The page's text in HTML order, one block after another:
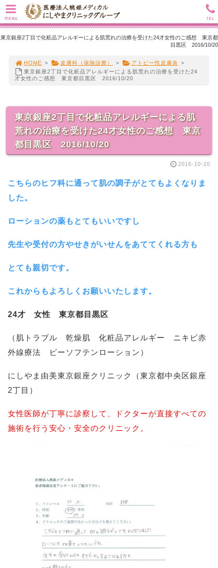
東京銀座2丁目で化粧品アレルギーによる肌荒れの治療を受けた24才女性のご感想 東京都
目黒区 2016/10/20
HOME > 皮膚科（保険診療） > アトピー性皮膚炎
>
東京銀座2丁目で化粧品アレルギーによる肌荒れの治療を受けた24
才女性のご感想 東京都目黒区 2016/10/20
東京銀座2丁目で化粧品アレルギーによる肌
荒れの治療を受けた24才女性のご感想 東京
都目黒区 2016/10/20
2016-10-20
こちらのヒフ科に通って肌の調子がとてもよくなりま
した。
ローションの薬もとてもいいですし
先生や受付の方やせきがいせんをあててくれる方も
とても親切です。
これからもよろしくお願いいたします。
24才 女性 東京都目黒区
（肌トラブル 乾燥肌 化粧品アレルギー ニキビ赤
外線療法 ビーソフテンローション）
にしやま由美東京銀座クリニック（東京都中央区銀座
2丁目）
女性医師が丁寧に診察して、ドクターが直接すべての
施術を行う安心・安全のクリニック。
MENU TEL